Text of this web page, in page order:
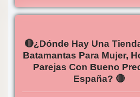
🔴¿Dónde Hay Una
Batamantas Para Mujer,
Parejas Con Bueno
España? 🔴